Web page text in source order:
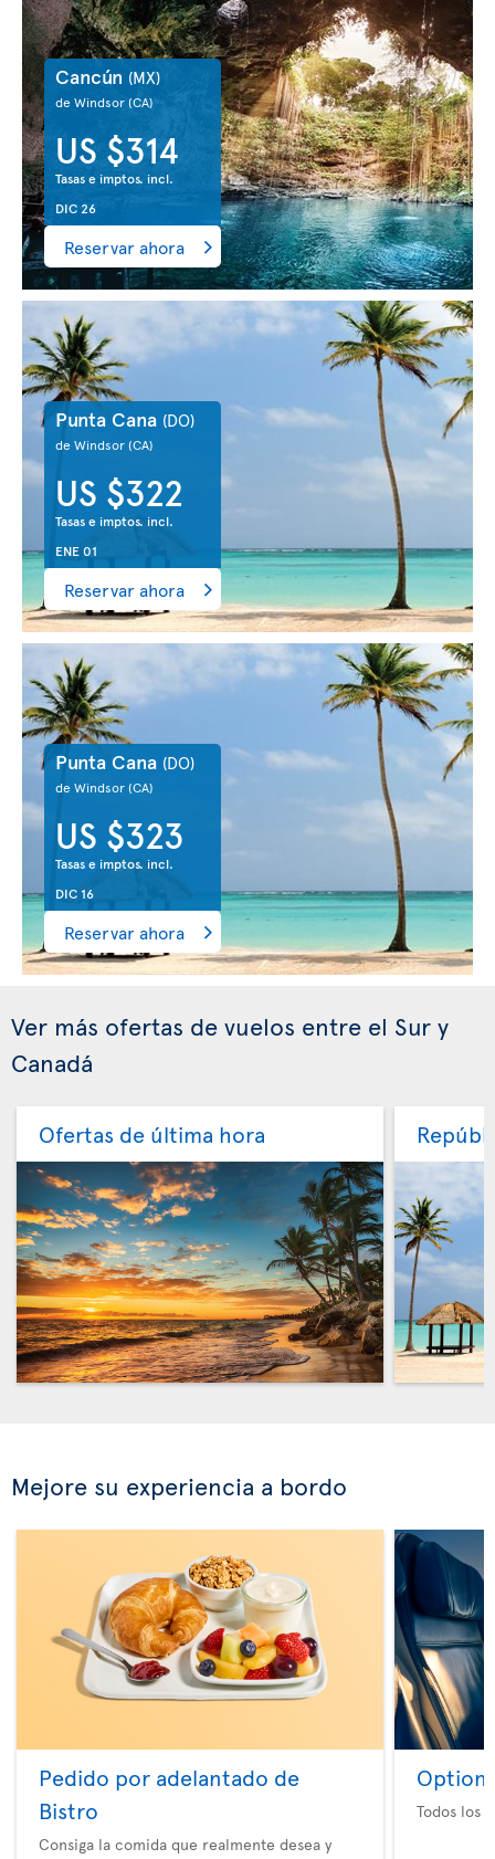
Cancún (MX)
de Windsor(CA)
US $314
Tasas e imptos. incl.
DIC 26
Reservar ahora
Punta Cana (DO)
de Windsor(CA)
US $322
Tasas e imptos. incl.
ENE 01
Reservar ahora
Punta Cana (DO)
de Windsor(CA)
US $323
Tasas e imptos. incl.
DIC 16
Reservar ahora
Ver más ofertas de vuelos entre el Sur y
Canadá
Ofertas de última hora
Mejore su experiencia a bordo
Pedido por adelantado de
Bistro
Consiga la comida que realmente desea y
Option
Todos los